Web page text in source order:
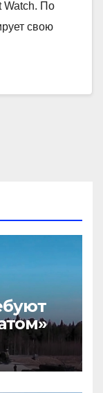
Watch. По
свою